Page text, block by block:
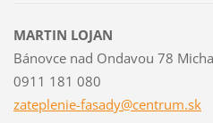
MARTIN LOJAN
Bánovce nad Ondavou 78
0911 181 080
zateplenie-fasady@centrum.sk